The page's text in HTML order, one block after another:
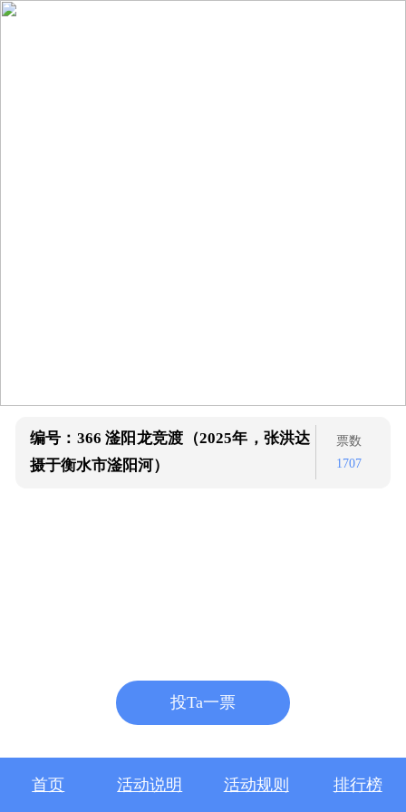
编号：366 滏阳龙竞渡（2025年，张洪达
摄于衡水市滏阳河）
票数
1707
投Ta一票
首页 活动说明 活动规则 排行榜